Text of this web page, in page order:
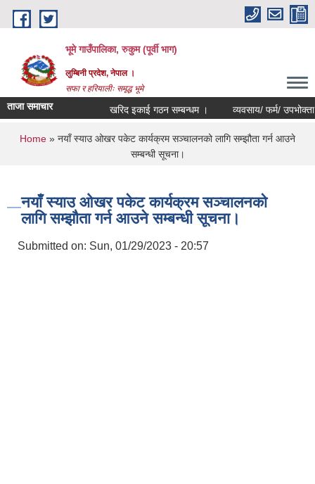
Skip to main content
भूमे गाउँपालिका, रुकुम (पूर्वी भाग)
लुम्बिनी प्रदेश, नेपाल ।
सफा र हरियालीः समृद्ध भूमे
ताजा समाचार खरिद इकाई गठन सम्बन्धम । व्यवसाय/ फर्म/ उपभोक्ता /
You are here
Home » नयाँ स्याउ ओखर पकेट कार्यक्रम सञ्चालनको लागि सम्झौता गर्न आउने
सम्बन्धी सूचना।
नयाँ स्याउ ओखर पकेट कार्यक्रम सञ्चालनको
लागि सम्झौता गर्न आउने सम्बन्धी सूचना।
Submitted on: Sun, 01/29/2023 - 20:57